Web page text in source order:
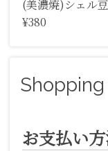
(美濃焼)シェル
¥380
お支払い